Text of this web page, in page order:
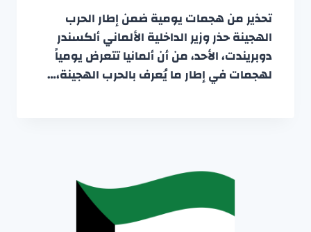
تحذير من هجمات يومية ضمن إطار الحرب
الهجينة حذر وزير الداخلية الألماني ألكسندر
دوبريندت، الأحد، من أن ألمانيا تتعرض يومياً
لهجمات في إطار ما يُعرف بالحرب الهجينة،…